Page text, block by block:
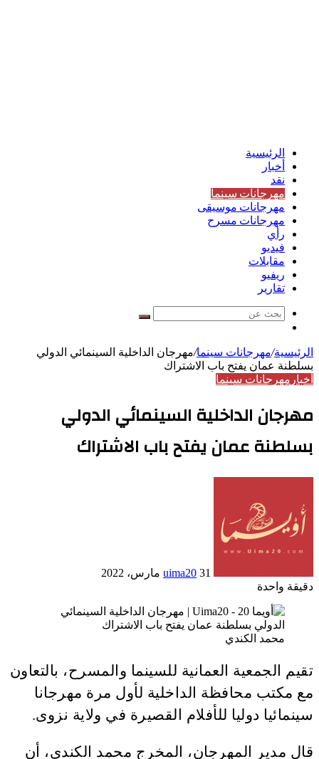
الرئيسية
أخبار
نقد
مهرجانات سينما
مهرجانات موسيقى
مهرجانات مسرح
رأي
فيديو
مقابلات
ريفيو
تقارير
بحث
الرئيسية/مهرجانات سينما/مهرجان الداخلية السينمائي الدولي
بسلطنة عمان يفتح باب الاشتراك
أخبار مهرجانات سينما
مهرجان الداخلية السينمائي الدولي
بسلطنة عمان يفتح باب الاشتراك
uima20 31 مارس، 2022
دقيقة واحدة
محمد الكندي
تقيم الجمعية العمانية للسينما والمسرح، بالتعاون
مع مكتب محافظة الداخلية لأول مرة مهرجانا
سينمائيا دوليا للأفلام القصيرة في ولاية نزوى.
قال مدير المهرجان، المخرج محمد الكندي، أن